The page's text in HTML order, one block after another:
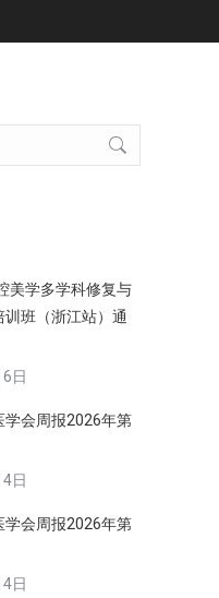
美学多学科修复与
训班（浙江站）通
日
学会周报2026年第
日
学会周报2026年第
日